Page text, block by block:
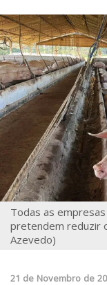
Todas as
pretendem reduzir
Azevedo)
21 de Novembro de